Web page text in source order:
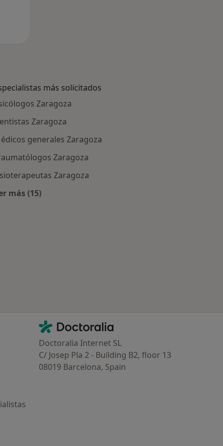
más solicitados
Zaragoza
Zaragoza
generales Zaragoza
Zaragoza
Zaragoza
más (15)
Contacto
Doctoralia - Página de inicio
Doctoralia Internet SL
C/ Josep Pla 2 - Building B2, floor 13
08019 Barcelona, Spain